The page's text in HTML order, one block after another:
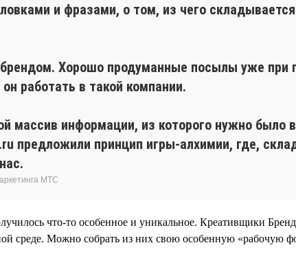
и фразами, о том, из чего складывается
Хорошо продуманные посылы уже при
работать в такой компании.
информации, из которого нужно было
предложили принцип игры-алхимии, где,
МТС
что-то особенное и уникальное. Креативщики
среде. Можно собрать из них свою особенную «рабочую